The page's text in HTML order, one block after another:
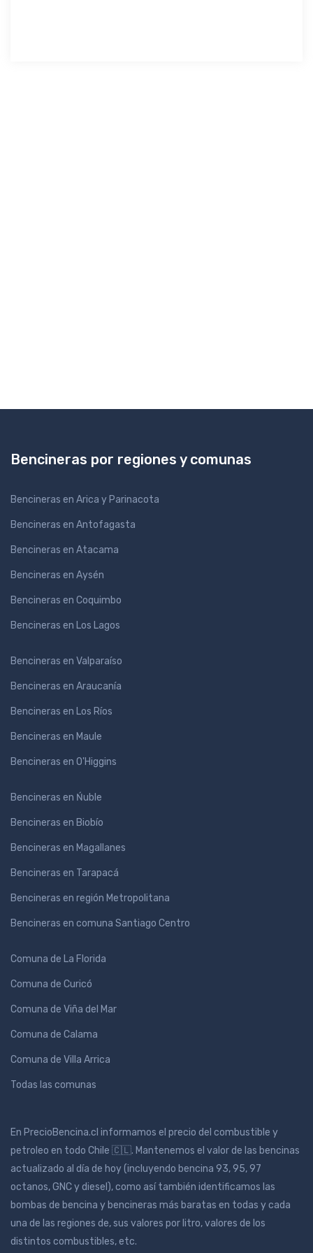
Bencineras por regiones y comunas
Bencineras en Arica y Parinacota
Bencineras en Antofagasta
Bencineras en Atacama
Bencineras en Aysén
Bencineras en Coquimbo
Bencineras en Los Lagos
Bencineras en Valparaíso
Bencineras en Araucanía
Bencineras en Los Ríos
Bencineras en Maule
Bencineras en O'Higgins
Bencineras en Ńuble
Bencineras en Biobío
Bencineras en Magallanes
Bencineras en Tarapacá
Bencineras en región Metropolitana
Bencineras en comuna Santiago Centro
Comuna de La Florida
Comuna de Curicó
Comuna de Viña del Mar
Comuna de Calama
Comuna de Villa Arrica
Todas las comunas
En PrecioBencina.cl informamos el precio del combustible y
petroleo en todo Chile 🇨🇱. Mantenemos el valor de las bencinas
actualizado al día de hoy (incluyendo bencina 93, 95, 97
octanos, GNC y diesel), como así también identificamos las
bombas de bencina y bencineras más baratas en todas y cada
una de las regiones de, sus valores por litro, valores de los
distintos combustibles, etc.